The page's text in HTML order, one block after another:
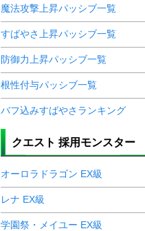
魔法攻撃上昇パッシブ一覧
すばやさ上昇パッシブ一覧
防御力上昇パッシブ一覧
根性付与パッシブ一覧
バフ込みすばやさランキング
クエスト 採用モンスター
オーロラドラゴン EX級
レナ EX級
学園祭・メイユー EX級